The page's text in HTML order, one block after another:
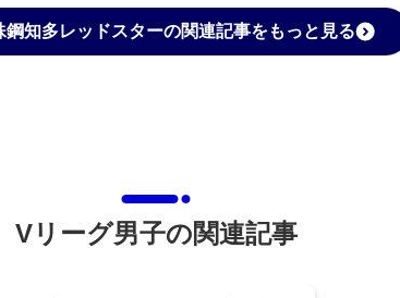
鋼知多レッドスターの関連記事をもっと見る
Vリーグ男子の関連記事